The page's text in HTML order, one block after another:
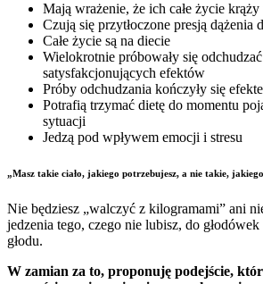
Mają wrażenie, że ich całe życie
Czują się przytłoczone presją dążenia
Całe życie są na diecie
Wielokrotnie próbowały się
satysfakcjonujących efektów
Próby odchudzania kończyły się
Potrafią trzymać dietę do momentu
sytuacji
Jedzą pod wpływem emocji i stresu
„Masz takie ciało, jakiego potrzebujesz, a nie takie, jakiego
Nie będziesz „walczyć z kilogramami” ani
jedzenia tego, czego nie lubisz, do
głodu.
W zamian za to, proponuję podejście,